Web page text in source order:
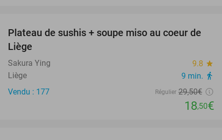
37%
Plateau de sushis + soupe miso au coeur de
Liège
Sakura Ying 9.8 star
Liège 9 min. directions_walk
Vendu : 177 Régulier 29,50€
18,50€